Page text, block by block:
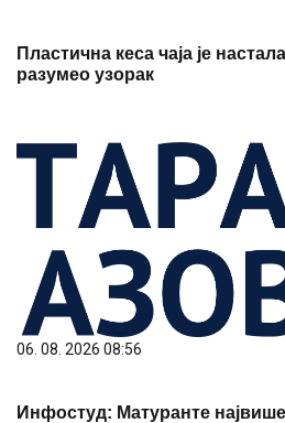
Пластична кеса чаја је
разумео узорак
06. 08. 2026 08:56
Инфостуд: Матуранте